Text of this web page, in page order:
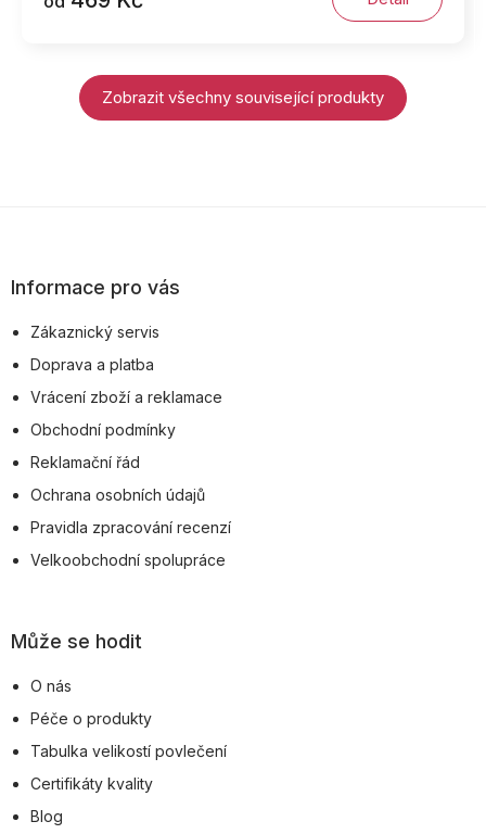
Zobrazit všechny související produkty
pInformace pro vás
Zákaznický servis
Doprava a platba
Vrácení zboží a reklamace
Obchodní podmínky
Reklamační řád
Ochrana osobních údajů
Pravidla zpracování recenzí
Velkoobchodní spolupráce
Může se hodit
O nás
Péče o produkty
Tabulka velikostí povlečení
Certifikáty kvality
Blog